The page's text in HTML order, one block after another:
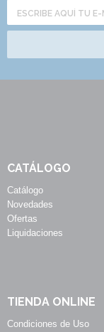
CATÁLOGO
Catálogo
Novedades
Ofertas
Liquidaciones
TIENDA ONLINE
Condiciones de Uso